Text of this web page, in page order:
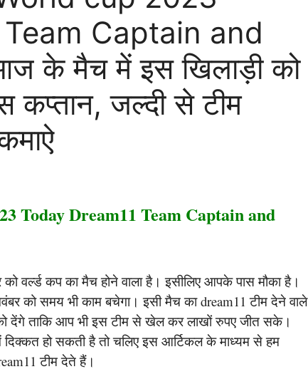
Captain and
के मैच में इस खिलाड़ी को
कप्तान, जल्दी से टीम
Today Dream11 Team Captain and
वर्ल्ड कप का मैच होने वाला है। इसीलिए आपके पास मौका है।
को समय भी काम बचेगा। इसी मैच का dream11 टीम देने वाले
देंगे ताकि आप भी इस टीम से खेल कर लाखों रुपए जीत सके।
हो सकती है तो चलिए इस आर्टिकल के माध्यम से हम
टीम देते हैं।